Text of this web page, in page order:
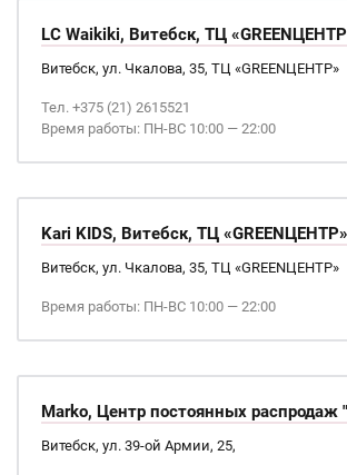
LC Waikiki, Витебск, ТЦ
Витебск, ул. Чкалова, 35, ТЦ «GREENЦЕНТР»
Тел. +375 (21) 2615521
Время работы: ПН-ВС 10:00 — 22:00
Kari KIDS, Витебск, ТЦ «GREENЦЕНТР»
Витебск, ул. Чкалова, 35, ТЦ «GREENЦЕНТР»
Время работы: ПН-ВС 10:00 — 22:00
Marko, Центр постоянных распродаж
Витебск, ул. 39-ой Армии, 25,